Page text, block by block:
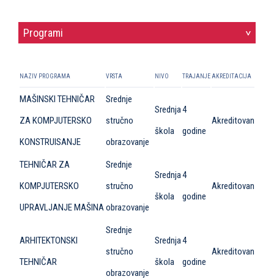
Programi >
NAZIV PROGRAMA VRSTA NIVO TRAJANJE AKREDITACIJA
MAŠINSKI TEHNIČAR
ZA KOMPJUTERSKO
KONSTRUISANJE
Srednje
stručno
obrazovanje
Srednja
škola
4
godine
Akreditovan
TEHNIČAR ZA
KOMPJUTERSKO
UPRAVLJANJE MAŠINA
Srednje
stručno
obrazovanje
Srednja
škola
4
godine
Akreditovan
ARHITEKTONSKI
TEHNIČAR
Srednje
stručno
obrazovanje
Srednja
škola
4
godine
Akreditovan